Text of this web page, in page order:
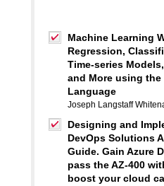
Machine Learning
Regression,
Time-series
and More using the
Language
Joseph Langstaff
Designing and
DevOps Solutions
Guide. Gain Azure
pass the AZ-400
boost your cloud